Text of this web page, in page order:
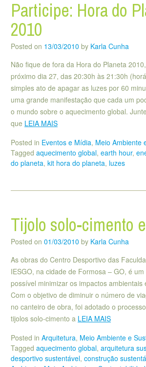
Participe: Hora do
2010
Posted on 13/03/2010 by Karla Cunha
Não fique de fora da Hora do Planeta
próximo dia 27, das 20:30h às 21:30h
simples ato de apagar as luzes por 60
uma grande manifestação que cada um
o mundo sobre o aquecimento global.
que LEIA MAIS
Posted in Eventos e Mídia, Meio Ambiente
Tagged aquecimento global, earth hour,
do planeta, kit hora do planeta, luzes
Tijolo solo-cimento
Posted on 01/03/2010 by Karla Cunha
As obras do Centro Desportivo das
IESGO, na cidade de Formosa – GO, é
possível minimizar os impactos ambientais
Com o objetivo de diminuir o número de
no canteiro de obra, foi adotado o
tijolos solo-cimento a LEIA MAIS
Posted in Arquitetura, Meio Ambiente e
Tagged aquecimento global, arquitetura
desportivo sustentável, construção